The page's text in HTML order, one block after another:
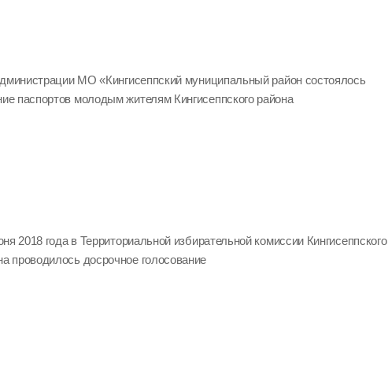
МО «Кингисеппский муниципальный район состоялось
паспортов молодым жителям Кингисеппского района
2018 года в Территориальной избирательной комиссии Кингисеппского
проводилось досрочное голосование